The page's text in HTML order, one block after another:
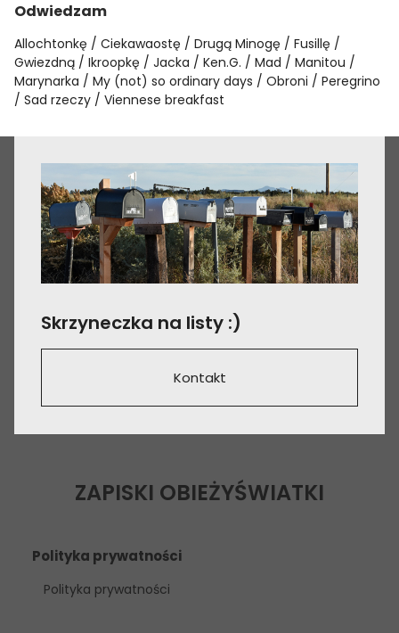
Odwiedzam
Allochtonkę Ciekawaostę Drugą Minogę
Fusillę
Gwiezdną
Ikroopkę Jacka Ken.G. Mad
Manitou
Marynarka
My (not) so ordinary days Obroni
Peregrino
Sad rzeczy
Viennese breakfast
Skrzyneczka na listy :)
Kontakt
ZAPISKI OBIEŻYŚWIATKI
Polityka prywatności
Polityka prywatności